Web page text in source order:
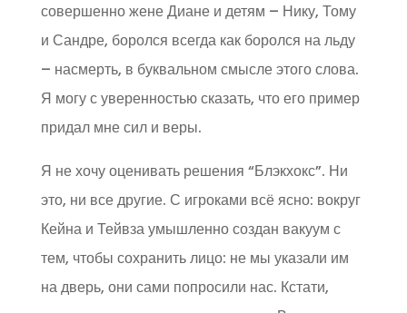
совершенно жене Диане и детям – Нику, Тому
и Сандре, боролся всегда как боролся на льду
– насмерть, в буквальном смысле этого слова.
Я могу с уверенностью сказать, что его пример
придал мне сил и веры.
Я не хочу оценивать решения “Блэкхокс”. Ни
это, ни все другие. С игроками всё ясно: вокруг
Кейна и Тейвза умышленно создан вакуум с
тем, чтобы сохранить лицо: не мы указали им
на дверь, они сами попросили нас. Кстати,